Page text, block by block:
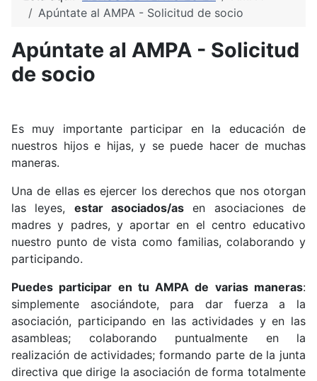
Apúntate al AMPA - Solicitud de socio
Apúntate al AMPA - Solicitud
de socio
Es muy importante participar en la educación de
nuestros hijos e hijas, y se puede hacer de muchas
maneras.
Una de ellas es ejercer los derechos que nos otorgan
las leyes, estar asociados/as en asociaciones de
madres y padres, y aportar en el centro educativo
nuestro punto de vista como familias, colaborando y
participando.
Puedes participar en tu AMPA de varias maneras:
simplemente asociándote, para dar fuerza a la
asociación, participando en las actividades y en las
asambleas; colaborando puntualmente en la
realización de actividades; formando parte de la junta
directiva que dirige la asociación de forma totalmente